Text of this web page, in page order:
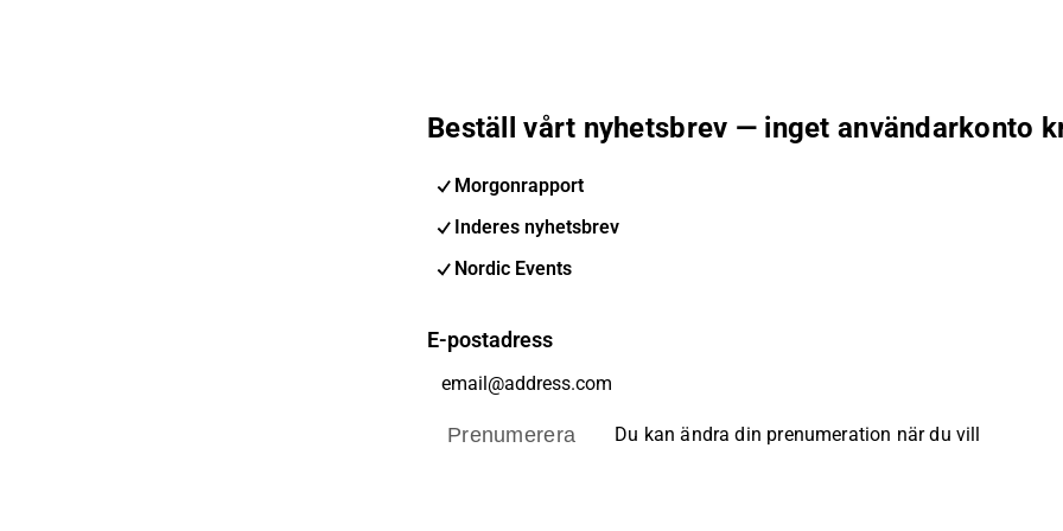
Beställ vårt nyhetsbrev — inget användarkonto
Morgonrapport
Inderes nyhetsbrev
Nordic Events
E-postadress
Prenumerera Du kan ändra din prenumeration när du vill